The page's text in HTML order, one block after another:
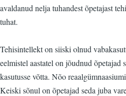
avaldanud nelja tuhandest õpetajast
tuhat.
Tehisintellekt on siiski olnud
eelmistel aastatel on jõudnud õpetajad
kasutusse võtta. Nõo
Keiski sõnul on õpetajad seda juba